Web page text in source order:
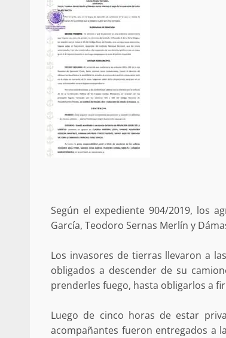
Según el expediente 904/2019, los
García, Teodoro Sernas Merlín y
Los invasores de tierras llevaron a
obligados a descender de su
prenderles fuego, hasta obligarlos a
Luego de cinco horas de estar
acompañantes fueron entregados a